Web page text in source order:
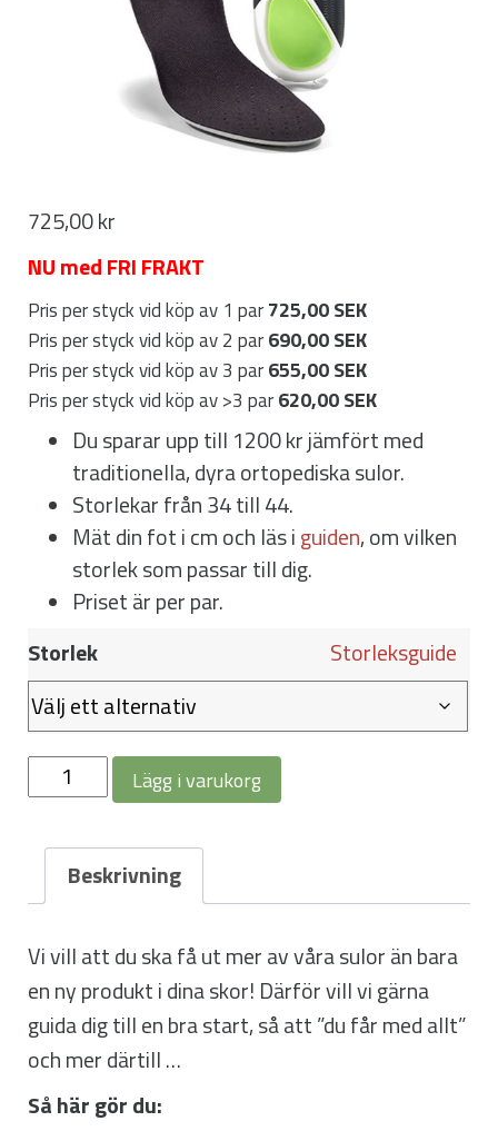
725,00kr
NU med FRI FRAKT
Pris per styck vid köp av 1 par725,00 SEK
Pris per styck vid köp av 2 par690,00 SEK
Pris per styck vid köp av 3 par655,00 SEK
Pris per styck vid köp av >3 par620,00 SEK
Du sparar upp till 1200 kr jämfört med
traditionella, dyra ortopediska sulor.
Storlekar från 34 till 44.
Mät din fot i cm och läs i guiden, om vilken
storlek som passar till dig.
Priset är per par.
Storlek Storleksguide
Iläggssulor
kvinnor
Lägg i varukorg
Beskrivning
Vi vill att du ska få ut mer av våra sulor än bara
en ny produkt i dina skor! Därför vill vi gärna
guida dig till en bra start, så att ”du får med allt”
och mer därtill …
Så här gör du: